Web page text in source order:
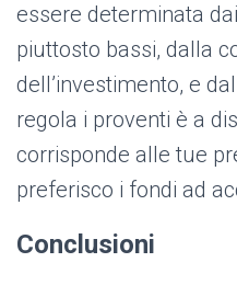
essere determinata
piuttosto bassi, dalla
dell’investimento, e
regola i proventi è a
corrisponde alle tue
preferisco i fondi ad
Conclusioni